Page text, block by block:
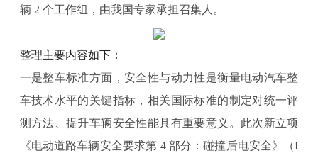
辆 2 个工作组，由我国专家承担召集人。
整理主要内容如下：
一是整车标准方面，安全性与动力性是衡量电动汽车整
车技术水平的关键指标，相关国际标准的制定对统一评
测方法、提升车辆安全性能具有重要意义。此次新立项
《电动道路车辆安全要求第 4 部分：碰撞后电安全》（I